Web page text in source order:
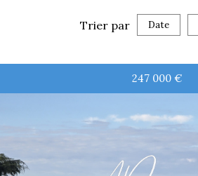
Trier par Date
247 000 €